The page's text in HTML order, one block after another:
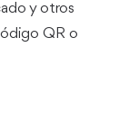
y otros
QR o